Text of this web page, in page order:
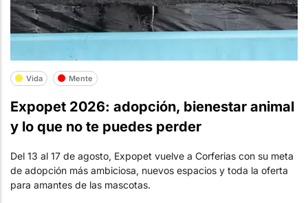
Vida Mente
Expopet 2026: adopción, bienestar animal
y lo que no te puedes perder
Del 13 al 17 de agosto, Expopet vuelve a Corferias con su meta
de adopción más ambiciosa, nuevos espacios y toda la oferta
para amantes de las mascotas.